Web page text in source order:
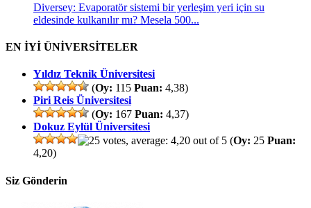
Diversey: Evaporatör sistemi bir yerleşim yeri için su
eldesinde kulkanılır mı? Mesela 500...
EN İYİ ÜNİVERSİTELER
Yıldız Teknik Üniversitesi
(Oy: 115 Puan: 4,38)
Piri Reis Üniversitesi
(Oy: 167 Puan: 4,37)
Dokuz Eylül Üniversitesi
(Oy: 25 Puan:
4,20)
Siz Gönderin